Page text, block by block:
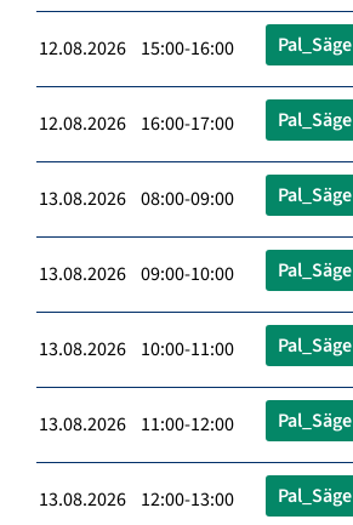
12.08.2026 15:00-16:00 Pal_Säge
12.08.2026 16:00-17:00 Pal_Säge
13.08.2026 08:00-09:00 Pal_Säge
13.08.2026 09:00-10:00 Pal_Säge
13.08.2026 10:00-11:00 Pal_Säge
13.08.2026 11:00-12:00 Pal_Säge
13.08.2026 12:00-13:00 Pal_Säge